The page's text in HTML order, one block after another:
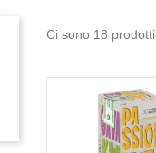
Ci sono 18 prodotti.
NON DISPONIBILE